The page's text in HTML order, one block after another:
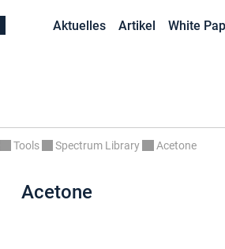
Aktuelles Artikel White
Tools Spectrum Library Acetone
Acetone